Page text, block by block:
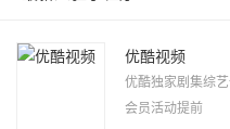
优酷视频
优酷独家剧集综
会员活动提前